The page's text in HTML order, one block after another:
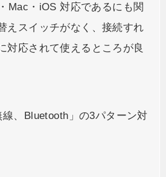
Mac・iOS 対応であるにも関
えスイッチがなく、接続すれ
対応されて使えるところが良
、Bluetooth」の3パターン対